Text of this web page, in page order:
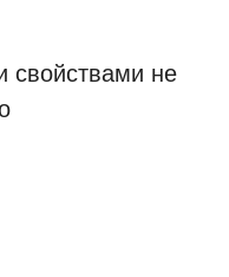
свойствами не